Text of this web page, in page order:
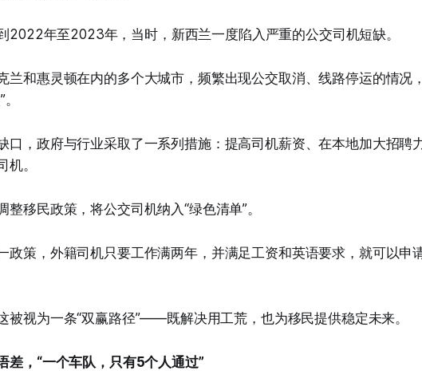
2022年至2023年，当时，新西兰一度陷入严重的公交司机短缺。
兰和惠灵顿在内的多个大城市，频繁出现公交取消、线路停运的情况
口，政府与行业采取了一系列措施：提高司机薪资、在本地加大招聘
机。
整移民政策，将公交司机纳入“绿色清单”。
政策，外籍司机只要工作满两年，并满足工资和英语要求，就可以申
被视为一条“双赢路径”——既解决用工荒，也为移民提供稳定未来。
差，“一个车队，只有5个人通过”